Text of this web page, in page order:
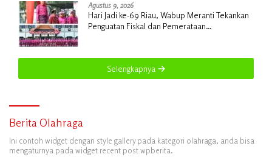
Agustus 9, 2026
Hari Jadi ke-69 Riau, Wabup Meranti Tekankan
Penguatan Fiskal dan Pemerataan
Selengkapnya
Berita Olahraga
Ini contoh widget dengan style gallery pada kategori olahraga, anda bisa
mengaturnya pada widget recent post wpberita.